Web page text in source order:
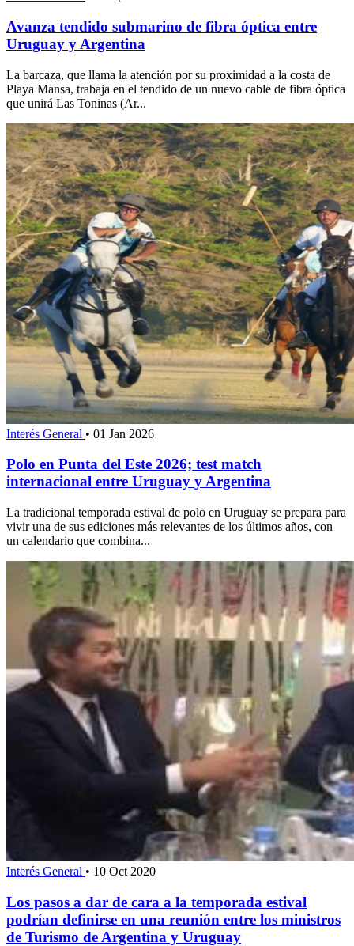
Avanza tendido submarino de fibra óptica entre
Uruguay y Argentina
La barcaza, que llama la atención por su proximidad a la costa de
Playa Mansa, trabaja en el tendido de un nuevo cable de fibra óptica
que unirá Las Toninas (Ar...
Interés General • 01 Jan 2026
Polo en Punta del Este 2026; test match
internacional entre Uruguay y Argentina
La tradicional temporada estival de polo en Uruguay se prepara para
vivir una de sus ediciones más relevantes de los últimos años, con
un calendario que combina...
Interés General • 10 Oct 2020
Los pasos a dar de cara a la temporada estival
podrían definirse en una reunión entre los ministros
de Turismo de Argentina y Uruguay